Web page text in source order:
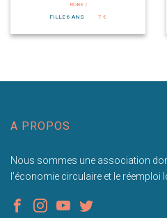
ROBE /
FILLE 6 ANS
7 €
A PROPOS
Nous sommes une association
l'économie circulaire et le réemploi